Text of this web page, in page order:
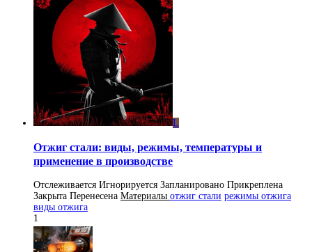
L
Отжиг стали: виды, режимы, температуры и
применение в производстве
Отслеживается Игнорируется Запланировано Прикреплена
Закрыта Перенесена Материалы отжиг стали режимы отжига
виды отжига
1